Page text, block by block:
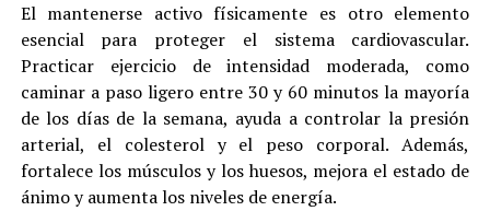
El mantenerse activo físicamente es otro elemento
esencial para proteger el sistema cardiovascular.
Practicar ejercicio de intensidad moderada, como
caminar a paso ligero entre 30 y 60 minutos la mayoría
de los días de la semana, ayuda a controlar la presión
arterial, el colesterol y el peso corporal. Además,
fortalece los músculos y los huesos, mejora el estado de
ánimo y aumenta los niveles de energía.